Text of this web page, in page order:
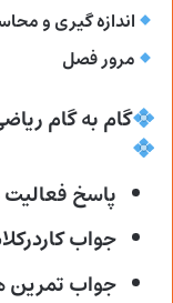
اندازه گیری و
مرور فصل
گام به گام
پاسخ
جواب
جواب تمرین